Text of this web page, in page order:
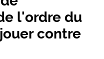
l'ordre du
contre